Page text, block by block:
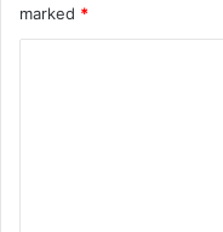
marked *